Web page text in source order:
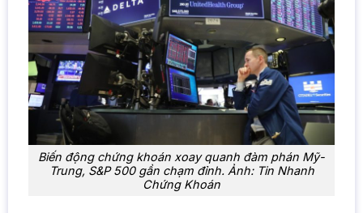
Biến động chứng khoán xoay quanh đàm phán Mỹ-
Trung, S&P 500 gần chạm đỉnh. Ảnh: Tin Nhanh
Chứng Khoán